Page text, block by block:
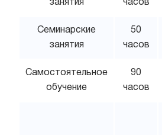
занятия часов
Семинарские
занятия
50
часов
Самостоятельное
обучение
90
часов